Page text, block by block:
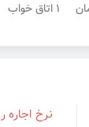
1 اتاق خواب
نرخ اجاره